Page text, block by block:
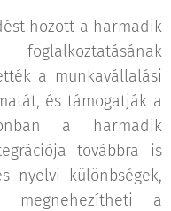
hozott a harmadik
a munkavállalási
és támogatják a
a harmadik
továbbra is
nyelvi különbségek,
megnehezítheti a